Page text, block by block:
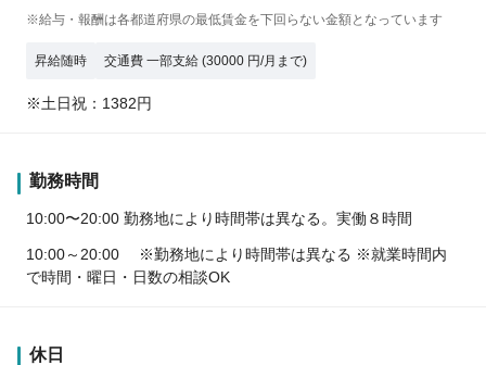
※給与・報酬は各都道府県の最低賃金を下回らない金額となっています
昇給随時 交通費 一部支給 (30000 円/月まで)
※土日祝：1382円
勤務時間
10:00〜20:00 勤務地により時間帯は異なる。実働８時間
10:00～20:00 ※勤務地により時間帯は異なる ※就業時間内
で時間・曜日・日数の相談OK
休日